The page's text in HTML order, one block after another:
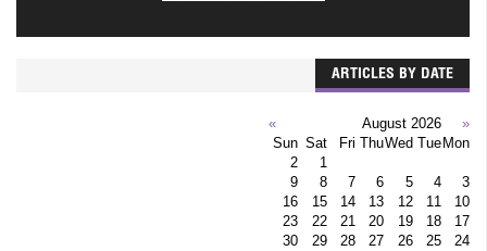
ARTICLES BY DATE
«
August 2026
»
Mon
Tue
Wed
Thu
Fri
Sat
Sun
1
2
3
4
5
6
7
8
9
10
11
12
13
14
15
16
17
18
19
20
21
22
23
24
25
26
27
28
29
30